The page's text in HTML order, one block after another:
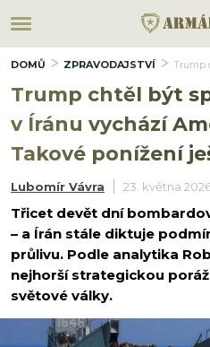
DOMŮ ZPRAVODAJSTVÍ Trump
Trump chtěl být
v Íránu vychází
Takové ponížení
Lubomír Vávra 23. května
Třicet devět dní
– a Írán stále diktuje
průlivu. Podle analytika
nejhorší strategickou
světové války.